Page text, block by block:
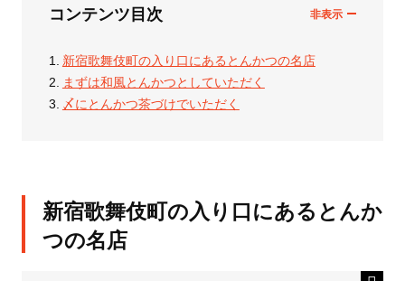
コンテンツ目次
新宿歌舞伎町の入り口にあるとんかつの名店
まずは和風とんかつとしていただく
〆にとんかつ茶づけでいただく
新宿歌舞伎町の入り口にあるとんか
つの名店